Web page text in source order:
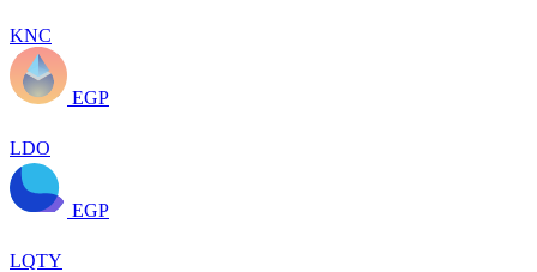
KNC
EGP
LDO
EGP
LQTY